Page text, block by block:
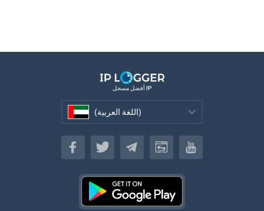
أفضل مسجل IP
(اللغة العربية)
(اللغة العربية)